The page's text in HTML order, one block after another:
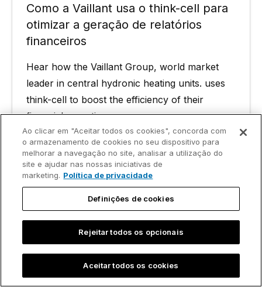
Como a Vaillant usa o think-cell para
otimizar a geração de relatórios
financeiros
Hear how the Vaillant Group, world market
leader in central hydronic heating units. uses
think-cell to boost the efficiency of their
financial reporting processes.
Ler mais
Ao clicar em "Aceitar todos os cookies", concorda com
o armazenamento de cookies no seu dispositivo para
melhorar a navegação no site, analisar a utilização do
site e ajudar nas nossas iniciativas de
marketing. Política de privacidade
Definições de cookies
Rejeitar todos os opcionais
Aceitar todos os cookies